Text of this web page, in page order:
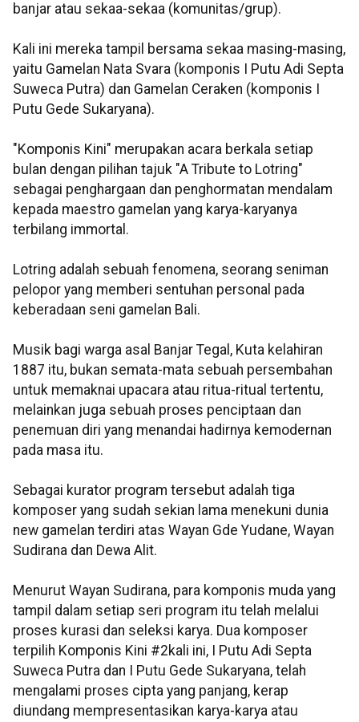
banjar atau sekaa-sekaa (komunitas/grup).
Kali ini mereka tampil bersama sekaa masing-masing,
yaitu Gamelan Nata Svara (komponis I Putu Adi Septa
Suweca Putra) dan Gamelan Ceraken (komponis I
Putu Gede Sukaryana).
"Komponis Kini" merupakan acara berkala setiap
bulan dengan pilihan tajuk "A Tribute to Lotring"
sebagai penghargaan dan penghormatan mendalam
kepada maestro gamelan yang karya-karyanya
terbilang immortal.
Lotring adalah sebuah fenomena, seorang seniman
pelopor yang memberi sentuhan personal pada
keberadaan seni gamelan Bali.
Musik bagi warga asal Banjar Tegal, Kuta kelahiran
1887 itu, bukan semata-mata sebuah persembahan
untuk memaknai upacara atau ritua-ritual tertentu,
melainkan juga sebuah proses penciptaan dan
penemuan diri yang menandai hadirnya kemodernan
pada masa itu.
Sebagai kurator program tersebut adalah tiga
komposer yang sudah sekian lama menekuni dunia
new gamelan terdiri atas Wayan Gde Yudane, Wayan
Sudirana dan Dewa Alit.
Menurut Wayan Sudirana, para komponis muda yang
tampil dalam setiap seri program itu telah melalui
proses kurasi dan seleksi karya. Dua komposer
terpilih Komponis Kini #2kali ini, I Putu Adi Septa
Suweca Putra dan I Putu Gede Sukaryana, telah
mengalami proses cipta yang panjang, kerap
diundang mempresentasikan karya-karya atau